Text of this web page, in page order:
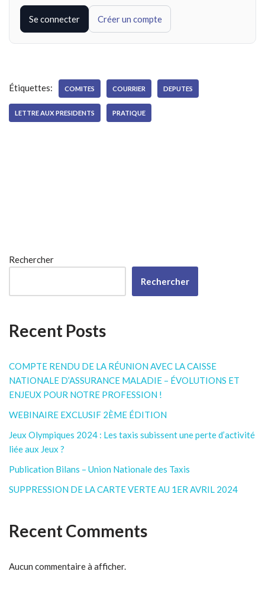
Se connecter Créer un compte
Étiquettes: COMITES COURRIER DEPUTES
LETTRE AUX PRESIDENTS PRATIQUE
Rechercher
Rechercher
Recent Posts
COMPTE RENDU DE LA RÉUNION AVEC LA CAISSE
NATIONALE D’ASSURANCE MALADIE – ÉVOLUTIONS ET
ENJEUX POUR NOTRE PROFESSION !
WEBINAIRE EXCLUSIF 2ÈME ÉDITION
Jeux Olympiques 2024 : Les taxis subissent une perte d’activité
liée aux Jeux ?
Publication Bilans – Union Nationale des Taxis
SUPPRESSION DE LA CARTE VERTE AU 1ER AVRIL 2024
Recent Comments
Aucun commentaire à afficher.